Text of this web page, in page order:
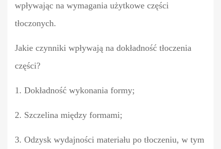
wpływając na wymagania użytkowe części
tłoczonych.
Jakie czynniki wpływają na dokładność tłoczenia
części?
1. Dokładność wykonania formy;
2. Szczelina między formami;
3. Odzysk wydajności materiału po tłoczeniu, w tym